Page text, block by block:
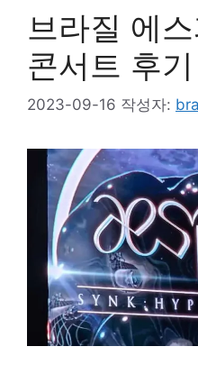
브라질 에
콘서트 후기
2023-09-16 작성자: